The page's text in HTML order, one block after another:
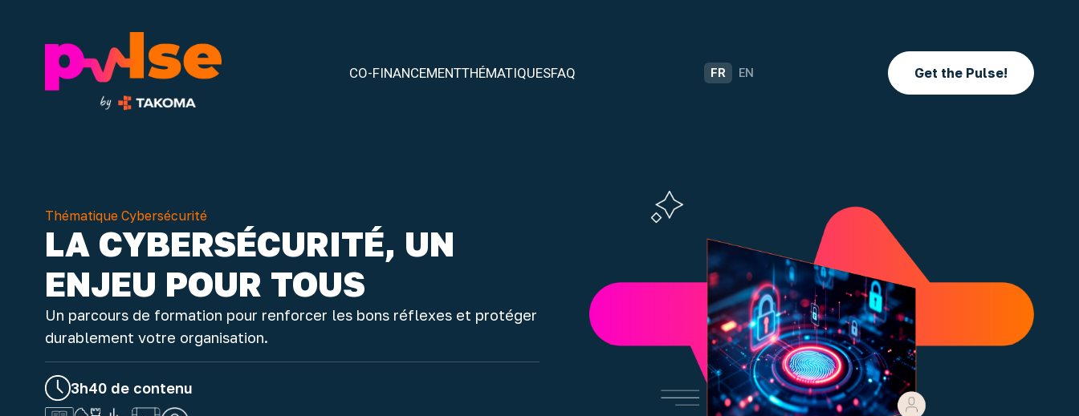
CO-FINANCEMENTTHÉMATIQUESFAQ FR EN Get the Pulse!
Thématique Cybersécurité
LA CYBERSÉCURITÉ, UN
ENJEU POUR TOUS
Un parcours de formation pour renforcer les bons réflexes et protéger
durablement votre organisation.
3h40 de contenu